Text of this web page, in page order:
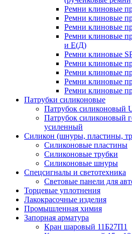
Ремни клиновые
Ремни клиновые
Ремни клиновые
Ремни клиновые
и Е(Д)
Ремни клиновые
Ремни клиновые
Ремни клиновые
Ремни клиновые
Ремни клиновые
Патрубки силиконовые
Патрубок силиконовый
Патрубок силиконовый
усиленный
Силикон (шнуры, пластины,
Силиконовые пластины
Силиконовые трубки
Силиконовые шнуры
Спецсигналы и светотехника
Световые панели для
Торцевые уплотнения
Лакокрасочные изделия
Промышленная химия
Запорная арматура
Кран шаровый 11Б27П1